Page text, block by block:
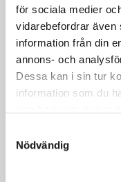
för sociala medier
vidarebefordrar även
information från din
annons- och
Dessa kan i sin tur
information som du
Nödvändig